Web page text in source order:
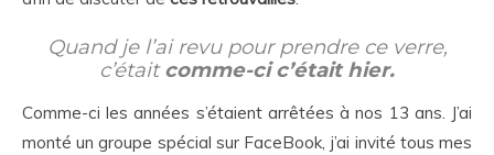
Quand je l’ai revu pour prendre ce verre,
c’étaitcomme-ci c’était hier.
Comme-ci les années s’étaient arrêtées à nos 13 ans. J’ai
monté un groupe spécial sur FaceBook, j’ai invité tous mes